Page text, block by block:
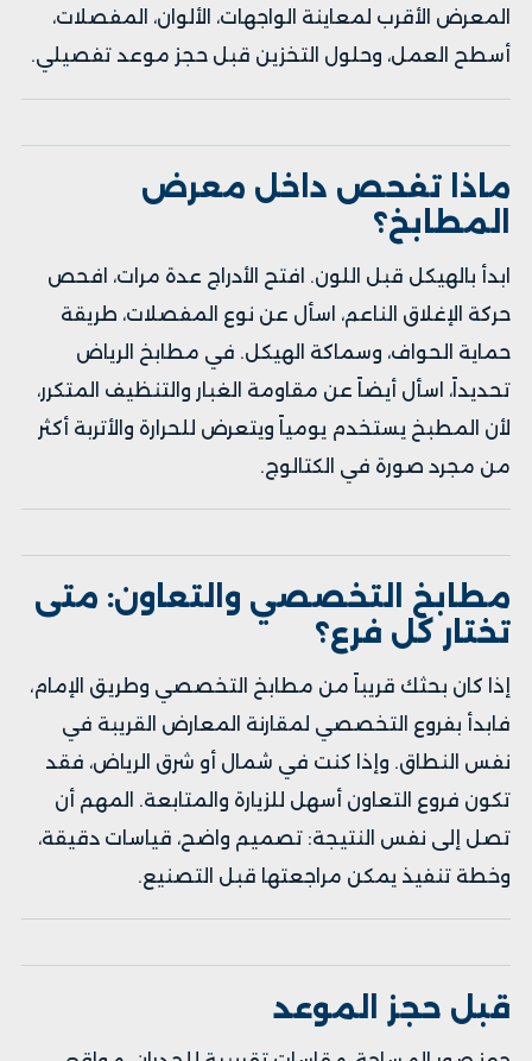
المعرض الأقرب لمعاينة الواجهات، الألوان، المفصلات،
أسطح العمل، وحلول التخزين قبل حجز موعد تفصيلي.
ماذا تفحص داخل معرض
المطابخ؟
ابدأ بالهيكل قبل اللون. افتح الأدراج عدة مرات، افحص
حركة الإغلاق الناعم، اسأل عن نوع المفصلات، طريقة
حماية الحواف، وسماكة الهيكل. في مطابخ الرياض
تحديداً، اسأل أيضاً عن مقاومة الغبار والتنظيف المتكرر،
لأن المطبخ يستخدم يومياً ويتعرض للحرارة والأتربة أكثر
من مجرد صورة في الكتالوج.
مطابخ التخصصي والتعاون: متى
تختار كل فرع؟
إذا كان بحثك قريباً من مطابخ التخصصي وطريق الإمام،
فابدأ بفروع التخصصي لمقارنة المعارض القريبة في
نفس النطاق. وإذا كنت في شمال أو شرق الرياض، فقد
تكون فروع التعاون أسهل للزيارة والمتابعة. المهم أن
تصل إلى نفس النتيجة: تصميم واضح، قياسات دقيقة،
وخطة تنفيذ يمكن مراجعتها قبل التصنيع.
قبل حجز الموعد